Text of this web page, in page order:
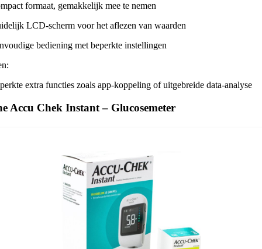
formaat, gemakkelijk mee te nemen
LCD-scherm voor het aflezen van waarden
bediening met beperkte instellingen
extra functies zoals app-koppeling of uitgebreide data-analyse
Accu Chek Instant – Glucosemeter